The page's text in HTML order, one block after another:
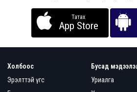
Татах
App Store
Холбоос
Эрэлттэй үгс
Бусад
Уриалга